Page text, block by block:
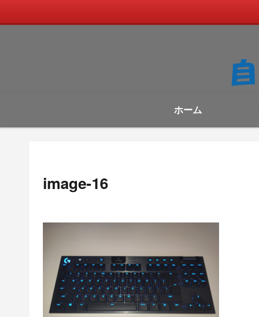
ホーム
image-16